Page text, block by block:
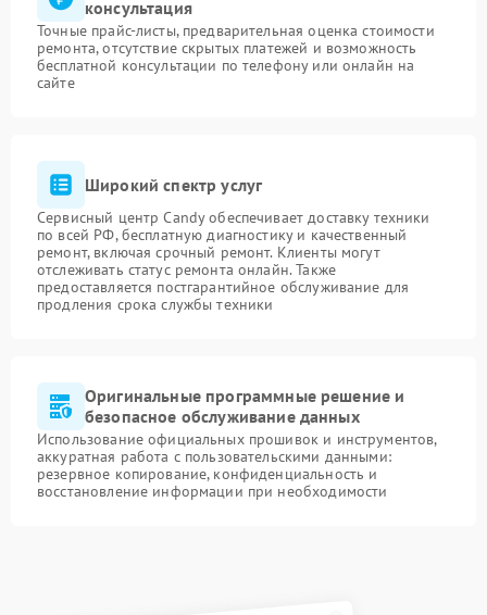
консультация
Точные прайс-листы, предварительная оценка стоимости
ремонта, отсутствие скрытых платежей и возможность
бесплатной консультации по телефону или онлайн на
сайте
Широкий спектр услуг
Сервисный центр Candy обеспечивает доставку техники
по всей РФ, бесплатную диагностику и качественный
ремонт, включая срочный ремонт. Клиенты могут
отслеживать статус ремонта онлайн. Также
предоставляется постгарантийное обслуживание для
продления срока службы техники
Оригинальные программные решение и
безопасное обслуживание данных
Использование официальных прошивок и инструментов,
аккуратная работа с пользовательскими данными:
резервное копирование, конфиденциальность и
восстановление информации при необходимости